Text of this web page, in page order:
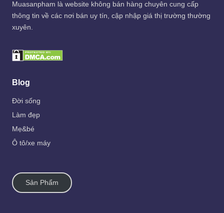
Muasanpham là website không bán hàng chuyên cung cấp
thông tin về các nơi bán uy tín, cập nhập giá thị trường thường
xuyên.
Blog
Đời sống
Làm đẹp
Mẹ&bé
Ô tô/xe máy
Sản Phẩm